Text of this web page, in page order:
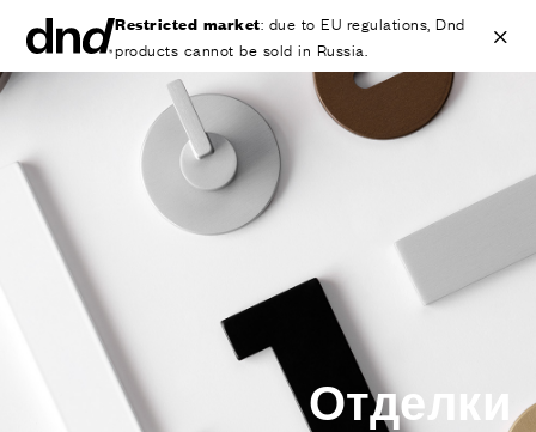
Restricted market: due to EU regulations, Dnd
products cannot be sold in Russia.
IT ES
ИЗДЕЛИЯ
ВСЕ ПРОДУКТЫ
Ручки для дверей
Ручки для окон
Ручки-скобы для дверей и ворот
Персонализированные ручки
Круглые ручки для дверей
Отделки